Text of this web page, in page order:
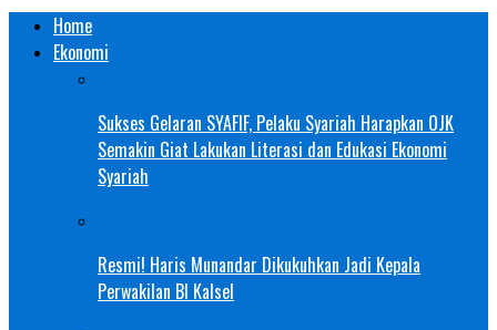
Home
Ekonomi
Sukses Gelaran SYAFIF, Pelaku Syariah Harapkan OJK
Semakin Giat Lakukan Literasi dan Edukasi Ekonomi
Syariah
Resmi! Haris Munandar Dikukuhkan Jadi Kepala
Perwakilan BI Kalsel